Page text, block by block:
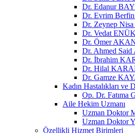
Dr. Edanur
Dr. Evrim
Dr. Zeynep
Dr. Vedat ENÜK
Dr. Ömer
Dr. Ahmed
Dr. İbrahim
Dr. Hilal
Dr. Gamze
Kadın Hastalıkları ve
Op. Dr.
Aile Hekim Uzmanı
Uzman Doktor
Uzman Doktor
Özellikli Hizmet Birimleri